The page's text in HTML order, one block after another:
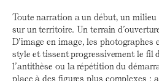
Toute narration a un début, un milieu
sur un territoire. Un terrain
D’image en image, les photographes
style et tissent progressivement le fil
l’antithèse ou la répétition du
place à des figures plus complexes :